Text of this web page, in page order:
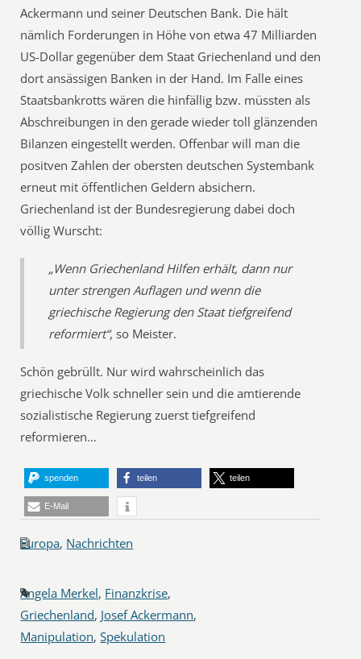
Ackermann und seiner Deutschen Bank. Die hält
nämlich Forderungen in Höhe von etwa 47 Milliarden
US-Dollar gegenüber dem Staat Griechenland und den
dort ansässigen Banken in der Hand. Im Falle eines
Staatsbankrotts wären die hinfällig bzw. müssten als
Abschreibungen in den gerade wieder toll glänzenden
Bilanzen eingestellt werden. Offenbar will man die
positven Zahlen der obersten deutschen Systembank
erneut mit öffentlichen Geldern absichern.
Griechenland ist der Bundesregierung dabei doch
völlig Wurscht:
„Wenn Griechenland Hilfen erhält, dann nur
unter strengen Auflagen und wenn die
griechische Regierung den Staat tiefgreifend
reformiert“, so Meister.
Schön gebrüllt. Nur wird wahrscheinlich das
griechische Volk schneller sein und die amtierende
sozialistische Regierung zuerst tiefgreifend
reformieren…
spenden teilen teilen
E-Mail
Europa, Nachrichten
Angela Merkel, Finanzkrise,
Griechenland, Josef Ackermann,
Manipulation,Spekulation